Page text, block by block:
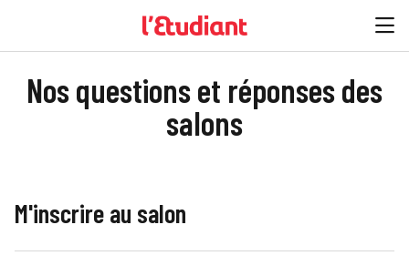
Nos questions et réponses des
salons
M'inscrire au salon